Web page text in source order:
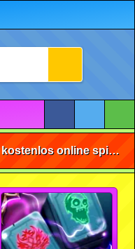
Shoemakers Wimmelbild Spiele kostenlos online spielen • ohne Anmeldung 🕹️